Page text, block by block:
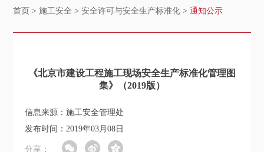
首页 >施工安全 >安全许可与安全生产标准化 >通知公示
《北京市建设工程施工现场安全生产标准化管理图
集》（2019版）
信息来源：施工安全管理处
发布时间：2019年03月08日
分享：